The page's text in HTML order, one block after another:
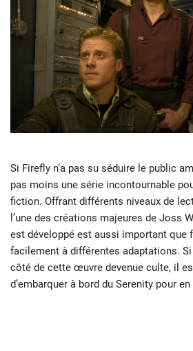
Si Firefly n’a pas su séduire le public
pas moins une série incontournable
fiction. Offrant différents niveaux de
l’une des créations majeures de Joss
est développé est aussi important que
facilement à différentes adaptations.
côté de cette œuvre devenue culte, il
d’embarquer à bord du Serenity pour